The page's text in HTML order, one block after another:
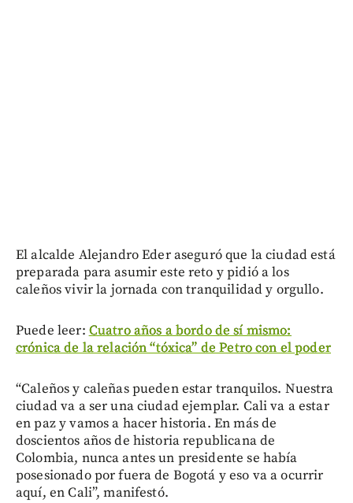
El alcalde Alejandro Eder aseguró que la ciudad está
preparada para asumir este reto y pidió a los
caleños vivir la jornada con tranquilidad y orgullo.
Puede leer:Cuatro años a bordo de sí mismo:
crónica de la relación “tóxica” de Petro con el poder
“Caleños y caleñas pueden estar tranquilos. Nuestra
ciudad va a ser una ciudad ejemplar. Cali va a estar
en paz y vamos a hacer historia. En más de
doscientos años de historia republicana de
Colombia, nunca antes un presidente se había
posesionado por fuera de Bogotá y eso va a ocurrir
aquí, en Cali”, manifestó.